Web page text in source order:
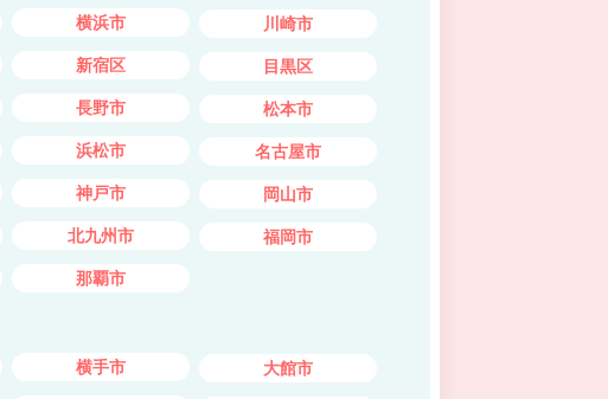
横浜市 川崎市
新宿区 目黒区
長野市 松本市
浜松市 名古屋市
神戸市 岡山市
北九州市 福岡市
那覇市
横手市 大館市